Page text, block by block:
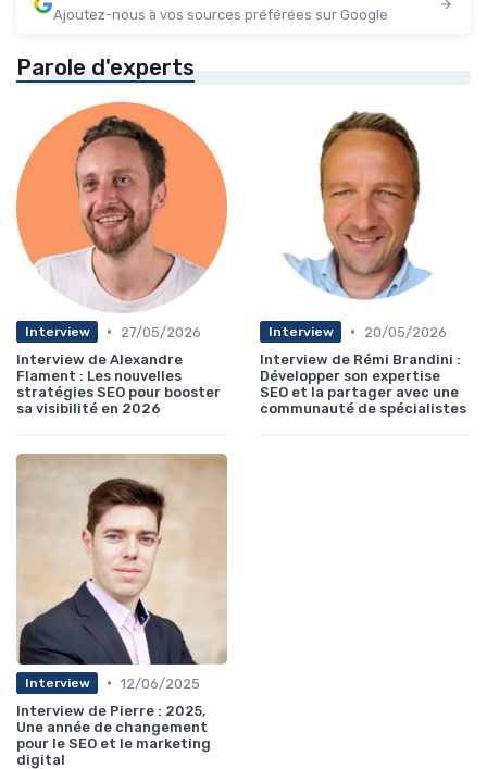
Ajoutez-nous à vos sources préférées sur Google
Parole d'experts
Interview •
27/05/2026
Interview de Alexandre
Flament : Les nouvelles
stratégies SEO pour booster
sa visibilité en 2026
Interview •
20/05/2026
Interview de Rémi Brandini :
Développer son expertise
SEO et la partager avec une
communauté de spécialistes
Interview • 12/06/2025
Interview de Pierre : 2025,
Une année de changement
pour le SEO et le marketing
digital